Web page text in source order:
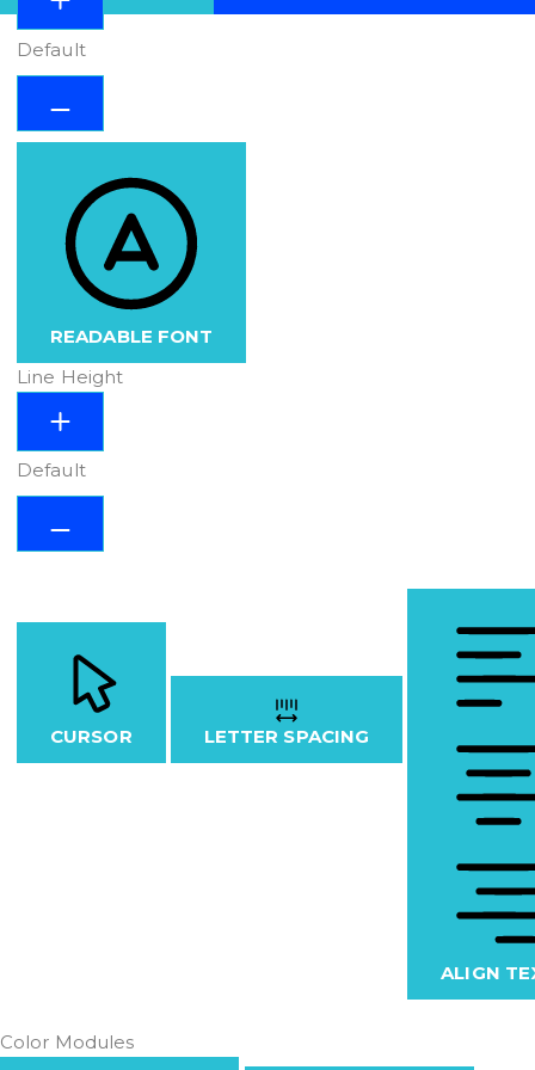
Default
READABLE FONT
Line Height
Default
CURSOR LETTER SPACING
ALIGN
Color Modules